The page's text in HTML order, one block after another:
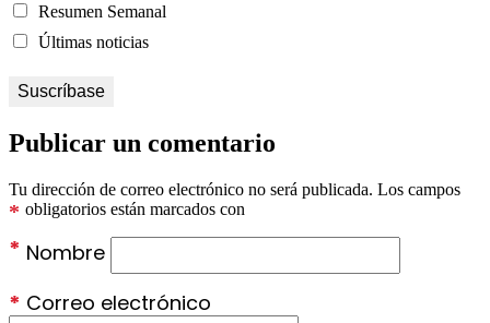
Resumen Semanal
Últimas noticias
Publicar un comentario
Tu dirección de correo electrónico no será publicada. Los campos
obligatorios están marcados con
*
Nombre
*
Correo electrónico
*